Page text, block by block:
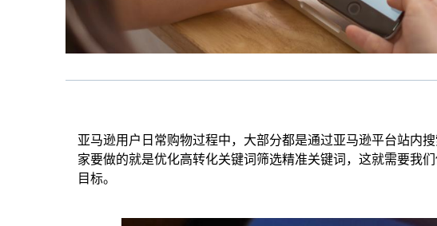
亚马逊用户日常购物过程中，大部分都是通过亚马逊平台站内
家要做的就是优化高转化关键词筛选精准关键词，这就需要我
目标。